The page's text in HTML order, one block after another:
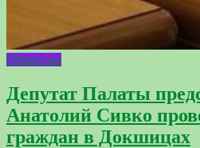
Общество
Депутат Палаты
Анатолий Сивко
граждан в Докшицах